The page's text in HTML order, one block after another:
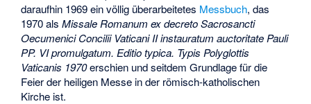
daraufhin 1969 ein völlig überarbeitetes Messbuch, das
1970 alsMissale Romanum ex decreto Sacrosancti
Oecumenici Concilii Vaticani II instauratum auctoritate Pauli
PP. VI promulgatum. Editio typica. Typis Polyglottis
Vaticanis 1970erschien und seitdem Grundlage für die
Feier der heiligen Messe in der römisch-katholischen
Kirche ist.